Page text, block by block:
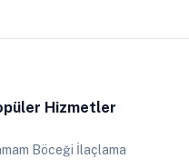
Hizmetler
Böceği İlaçlama